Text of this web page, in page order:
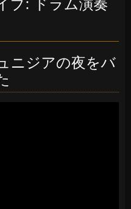
ブ:
ドラム演奏
ニジアの夜をバ